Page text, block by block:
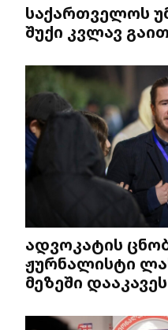
საქართველოს
შუქი კვლავ
ადვოკატის
ჟურნალისტი
მეზეში დააკავეს